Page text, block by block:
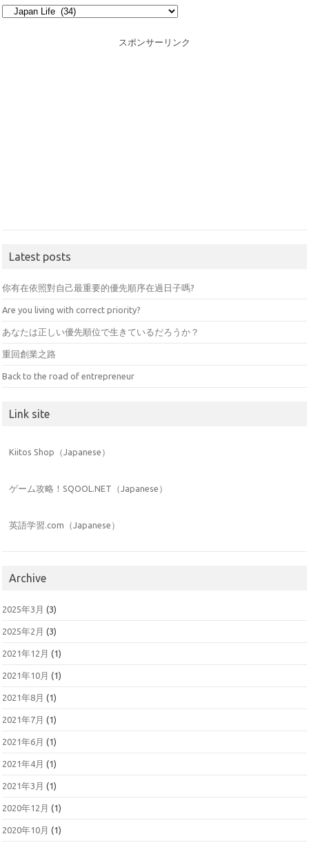
Category
スポンサーリンク
Latest posts
你有在依照對自己最重要的優先順序在過日子嗎?
Are you living with correct priority?
あなたは正しい優先順位で生きているだろうか？
重回創業之路
Back to the road of entrepreneur
Link site
Kiitos Shop（Japanese）
ゲーム攻略！SQOOL.NET（Japanese）
英語学習.com（Japanese）
Archive
2025年3月 (3)
2025年2月 (3)
2021年12月 (1)
2021年10月 (1)
2021年8月 (1)
2021年7月 (1)
2021年6月 (1)
2021年4月 (1)
2021年3月 (1)
2020年12月 (1)
2020年10月 (1)